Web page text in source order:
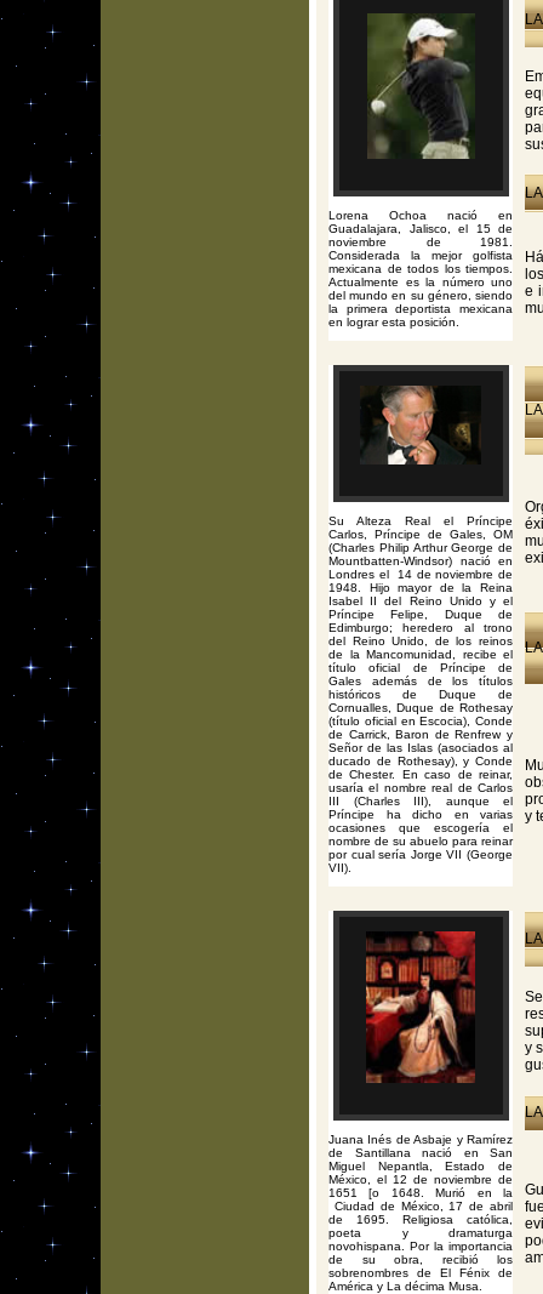
Lorena Ochoa nació en
Guadalajara, Jalisco, el 15 de
noviembre de 1981.
Considerada la mejor golfista
mexicana de todos los tiempos.
Actualmente es la número uno
del mundo en su género, siendo
la primera deportista mexicana
en lograr esta posición.
e
Su Alteza Real el Príncipe
Carlos, Príncipe de Gales, OM
(Charles Philip Arthur George de
Mountbatten-Windsor) nació en
Londres el 14 de noviembre de
1948. Hijo mayor de la Reina
Isabel II del Reino Unido y el
Príncipe Felipe, Duque de
Edimburgo; heredero al trono
del Reino Unido, de los reinos
de la Mancomunidad, recibe el
título oficial de Príncipe de
Gales además de los títulos
históricos de Duque de
Cornualles, Duque de Rothesay
(título oficial en Escocia), Conde
de Carrick, Baron de Renfrew y
Señor de las Islas (asociados al
ducado de Rothesay), y Conde
de Chester. En caso de reinar,
usaría el nombre real de Carlos
III (Charles III), aunque el
Príncipe ha dicho en varias
ocasiones que escogería el
nombre de su abuelo para reinar
por cual sería Jorge VII (George
VII).
y
Juana Inés de Asbaje y Ramírez
de Santillana nació en San
Miguel Nepantla, Estado de
México, el 12 de noviembre de
1651 [o 1648. Murió en la
Ciudad de México, 17 de abril
de 1695. Religiosa católica,
poeta y dramaturga
novohispana. Por la importancia
de su obra, recibió los
sobrenombres de El Fénix de
América y La décima Musa.
y